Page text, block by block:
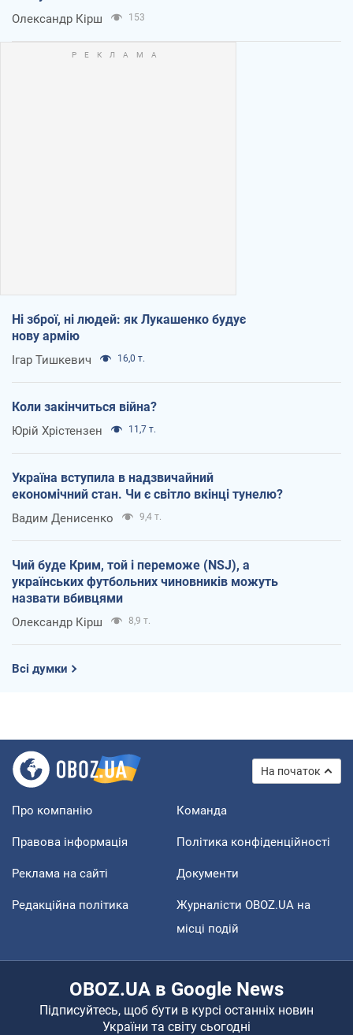
Олександр Кірш 153
Ні зброї, ні людей: як Лукашенко будує
нову армію
Ігар Тишкевич 16,0 т.
Коли закінчиться війна?
Юрій Хрістензен 11,7 т.
Україна вступила в надзвичайний
економічний стан. Чи є світло вкінці тунелю?
Вадим Денисенко 9,4 т.
Чий буде Крим, той і переможе (NSJ), а
українських футбольних чиновників можуть
назвати вбивцями
Олександр Кірш 8,9 т.
Всі думки
На початок
Про компанію Команда
Правова інформація Політика конфіденційності
Реклама на сайті Документи
Редакційна політика
Журналісти OBOZ.UA на
місці подій
OBOZ.UA в Google News
Підписуйтесь, щоб бути в курсі останніх новин
України та світу сьогодні